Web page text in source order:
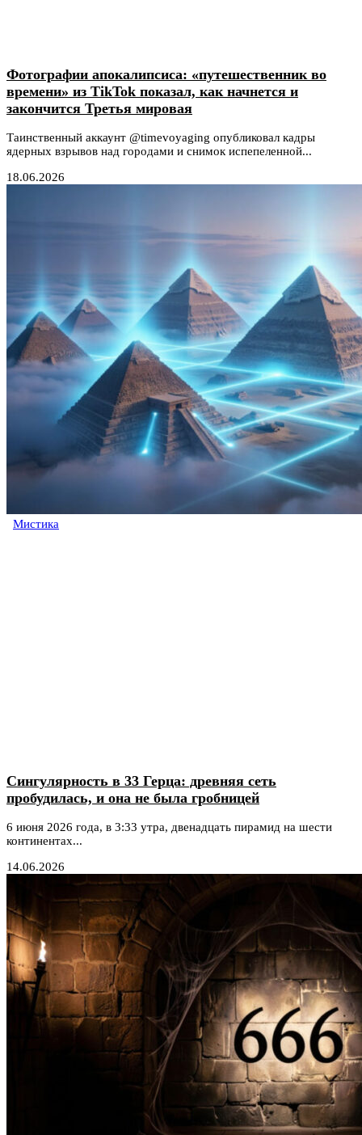
Фотографии апокалипсиса: «путешественник во
времени» из TikTok показал, как начнется и
закончится Третья мировая
Таинственный аккаунт @timevoyaging опубликовал кадры
ядерных взрывов над городами и снимок испепеленной...
18.06.2026
Мистика
Сингулярность в 33 Герца: древняя сеть
пробудилась, и она не была гробницей
6 июня 2026 года, в 3:33 утра, двенадцать пирамид на шести
континентах...
14.06.2026